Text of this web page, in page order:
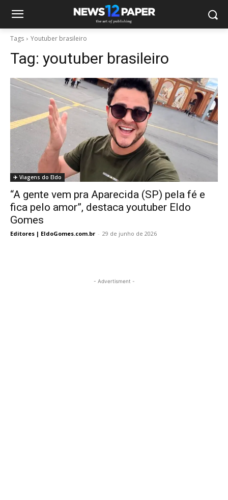
Tags Youtuber brasileiro
Tag: youtuber brasileiro
✈️ Viagens do Eldo
“A gente vem pra Aparecida (SP) pela fé e
fica pelo amor”, destaca youtuber Eldo
Gomes
Editores | EldoGomes.com.br - 29 de junho de 2026
- Advertisment -